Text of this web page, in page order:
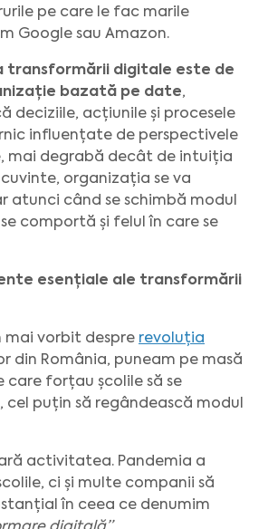
pe care le fac marile
Google sau Amazon.
transformării digitale este de
bazată pe date,
deciziile, acțiunile și procesele
influențate de perspectivele
mai degrabă decât de intuiția
organizația se va
atunci când se schimbă modul
comportă și felul în care se
esențiale ale transformării
mai vorbit despre revoluția
din România, puneam pe masă
care forțau școlile să se
cel puțin să regândească modul
activitatea. Pandemia a
ci și multe companii să
în ceea ce denumim